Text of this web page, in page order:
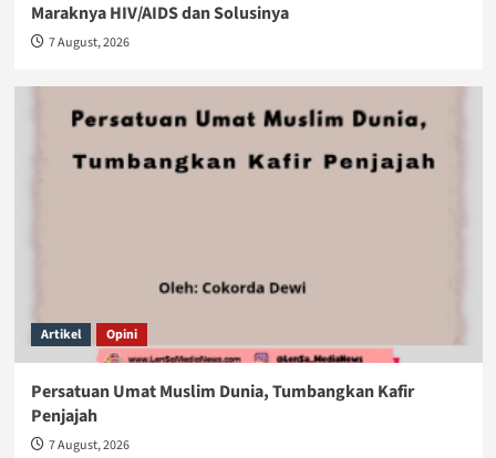
Maraknya HIV/AIDS dan Solusinya
7 August, 2026
Artikel Opini
Persatuan Umat Muslim Dunia, Tumbangkan Kafir
Penjajah
7 August, 2026